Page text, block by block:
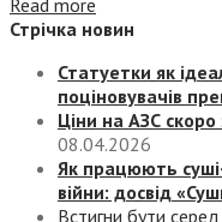
Стрічка новин
Статуетки як
поціновувачів
Ціни на АЗС скоро
08.04.2026
Як працюють
війни: досвід
Встигни бути